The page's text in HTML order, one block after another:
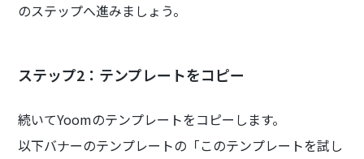
のステップへ進みましょう。
ステップ2：テンプレートをコピー‍
続いてYoomのテンプレートをコピーします。
以下バナーのテンプレートの「このテンプレートを試し